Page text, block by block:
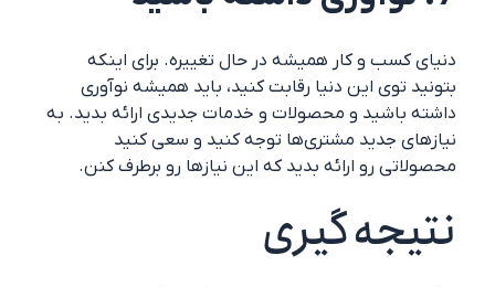
دنیای کسب و کار همیشه در حال تغییره. برای اینکه
بتونید توی این دنیا رقابت کنید، باید همیشه نوآوری
داشته باشید و محصولات و خدمات جدیدی ارائه بدید. به
نیازهای جدید مشتری‌ها توجه کنید و سعی کنید
محصولاتی رو ارائه بدید که این نیازها رو برطرف کنن.
نتیجه‌گیری